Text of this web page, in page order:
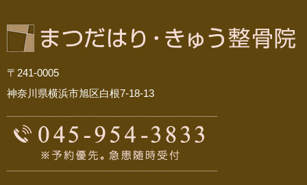
〒241-0005
神奈川県横浜市旭区白根7-18-13